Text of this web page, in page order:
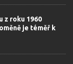
z roku 1960
je téměř k